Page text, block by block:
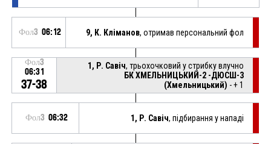
Фол3 06:12 9, К. Кліманов, отримав персональний фол
Фол3
06:31
37-38
1, Р. Савіч, трьохочковий у стрибку влучно
БК ХМЕЛЬНИЦЬКИЙ-2 -ДЮСШ-3
(Хмельницький) - + 1
Фол3 06:32 1, Р. Савіч, підбирання у нападі